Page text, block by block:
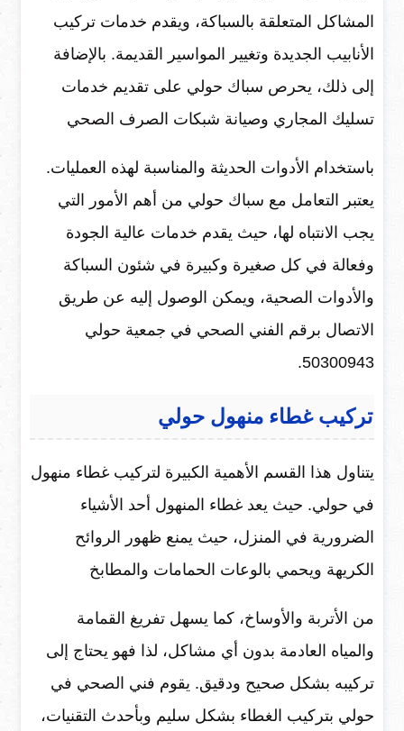
المشاكل المتعلقة بالسباكة، ويقدم خدمات تركيب
الأنابيب الجديدة وتغيير المواسير القديمة. بالإضافة
إلى ذلك، يحرص سباك حولي على تقديم خدمات
تسليك المجاري وصيانة شبكات الصرف الصحي
باستخدام الأدوات الحديثة والمناسبة لهذه العمليات.
يعتبر التعامل مع سباك حولي من أهم الأمور التي
يجب الانتباه لها، حيث يقدم خدمات عالية الجودة
وفعالة في كل صغيرة وكبيرة في شئون السباكة
والأدوات الصحية، ويمكن الوصول إليه عن طريق
الاتصال برقم الفني الصحي في جمعية حولي
50300943.
تركيب غطاء منهول حولي
يتناول هذا القسم الأهمية الكبيرة لتركيب غطاء منهول
في حولي. حيث يعد غطاء المنهول أحد الأشياء
الضرورية في المنزل، حيث يمنع ظهور الروائح
الكريهة ويحمي بالوعات الحمامات والمطابخ
من الأتربة والأوساخ، كما يسهل تفريغ القمامة
والمياه العادمة بدون أي مشاكل، لذا فهو يحتاج إلى
تركيبه بشكل صحيح ودقيق. يقوم فني الصحي في
حولي بتركيب الغطاء بشكل سليم وبأحدث التقنيات،